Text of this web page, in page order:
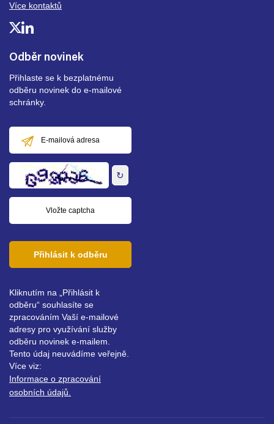
Odběr novinek
Přihlaste se k bezplatnému
odběru novinek do e-mailové
schránky.
mailová
adresa
↻
Přihlásit k odběru
Kliknutím na „Přihlásit k
odběru“ souhlasíte se
zpracováním Vaší e-mailové
adresy pro využívání služby
odběru novinek e-mailem.
Tento údaj neuvádíme veřejně.
Více viz:
Informace o zpracování
osobních údajů.
Více kontaktů